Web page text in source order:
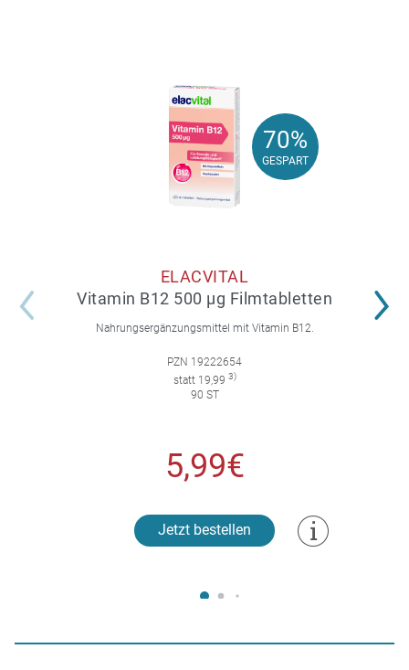
70%
GESPART
70%
GESPART
ELACVITAL
Vitamin B12 500 µg Filmtabletten
Nahrungsergänzungsmittel mit Vitamin B12.
PZN 19222654
statt 19,99 3)
90 ST
5,99€
Jetzt bestellen